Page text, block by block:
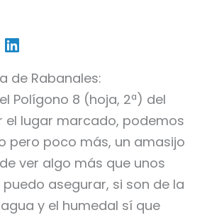
de Rabanales:
Polígono 8 (hoja, 2ª) del
el lugar marcado, podemos
pero poco más, un amasijo
ver algo más que unos
asegurar, si son de la
y el humedal sí que